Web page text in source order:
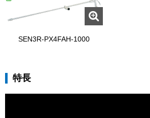
SEN3R-PX4FAH-1000
特長